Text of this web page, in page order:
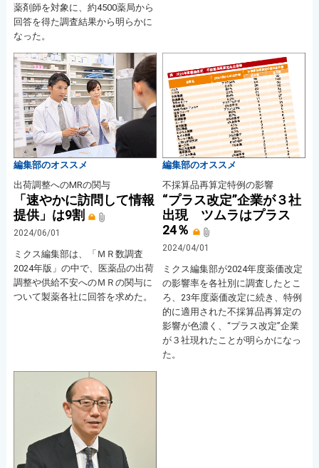
薬剤師を対象に、約4500薬局から
回答を得た調査結果から明らかに
なった。
編集部のオススメ
出荷調整へのMRの関与
「速やかに訪問して情報
提供」は9割
2024/06/01
ミクス編集部は、「ＭＲ数調査
2024年版」の中で、医薬品の出荷
調整や供給不安へのＭＲの関与に
ついて製薬各社に回答を求めた。
編集部のオススメ
不採算品再算定特例の影響
“プラス改定”企業が３社
出現 ツムラはプラス
24％
2024/04/01
ミクス編集部が2024年度薬価改定
の影響率を各社別に調査したとこ
ろ、23年度薬価改定に続き、特例
的に適用された不採算品再算定の
影響が色濃く、“プラス改定”企業
が３社現れたことが明らかになっ
た。